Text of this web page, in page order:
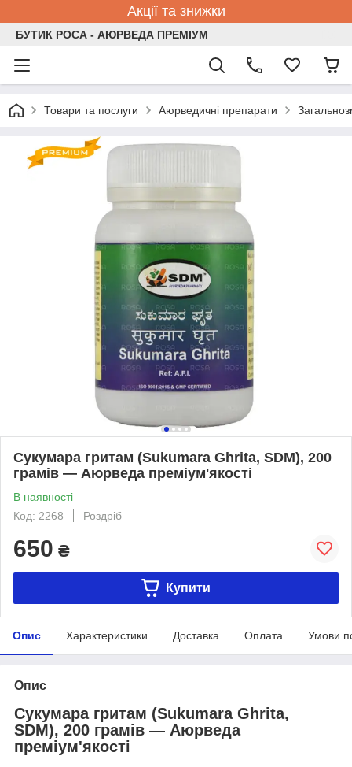
Акції та знижки
БУТИК РОСА - АЮРВЕДА ПРЕМІУМ
Товари та послуги Аюрведичні препарати
Сукумара гритам (Sukumara Ghrita, SDM), 200
грамів — Аюрведа преміум'якості
В наявності
Код: 2268
Роздріб
650 ₴
Купити
Опис Характеристики Доставка Оплата Умови
Опис
Сукумара гритам (Sukumara Ghrita,
SDM), 200 грамів — Аюрведа
преміум'якості